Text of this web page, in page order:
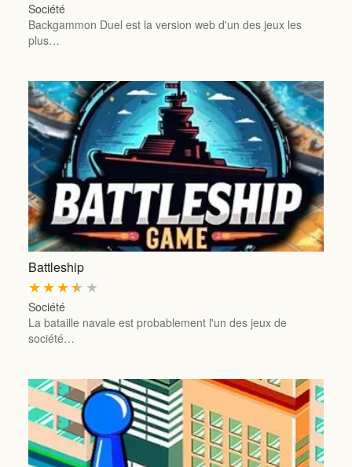
Société
Backgammon Duel est la version web d'un des jeux les
plus…
Battleship
★
★
★
★
★
Société
La bataille navale est probablement l'un des jeux de
société…